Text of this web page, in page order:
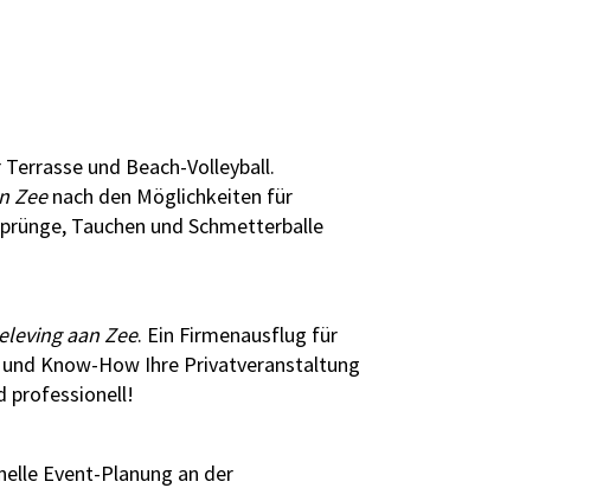
und Beach-Volleyball.
Zeenach den Möglichkeiten für
Tauchen und Schmetterballe
aan Zee. Ein Firmenausflug für
Know-How Ihre Privatveranstaltung
professionell!
Event-Planung an der